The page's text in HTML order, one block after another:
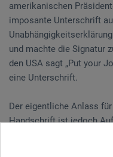
amerikanischen
imposante Unterschrift
und machte die Signatur
den USA sagt „Put your
eine Unterschrift.
Der eigentliche Anlass
Handschrift ist jedoch